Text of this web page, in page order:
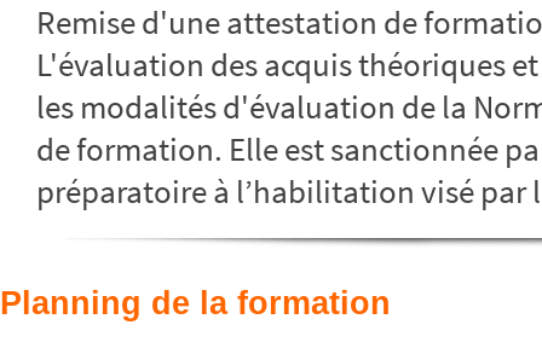
Remise d'une attestation de
L'évaluation des acquis théoriques
les modalités d'évaluation de la
de formation. Elle est sanctionnée
préparatoire à l’habilitation visé par
Planning de la formation